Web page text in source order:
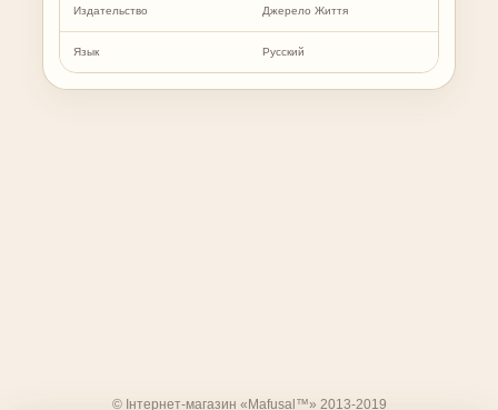
Издательство Джерело Життя
Язык Русский
© Інтернет-магазин «Mafusal™» 2013-2019